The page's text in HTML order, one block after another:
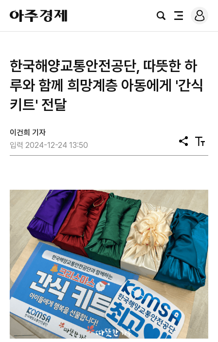
아
주
경
검
전
로
그
한국해양교통안전공단, 따뜻한 하
루와 함께 희망계층 아동에게 '간식
키트' 전달
이건희 기자
입력 2024-12-24 13:50
공
유
텍
스